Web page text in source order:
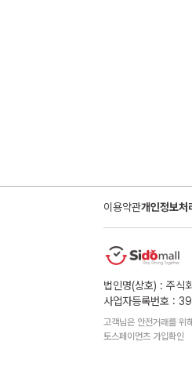
이용약관개인정보처
법인명(상호) : 주식
사업자등록번호 :
고객님은 안전거래를 위
토스페이먼츠 가입확인